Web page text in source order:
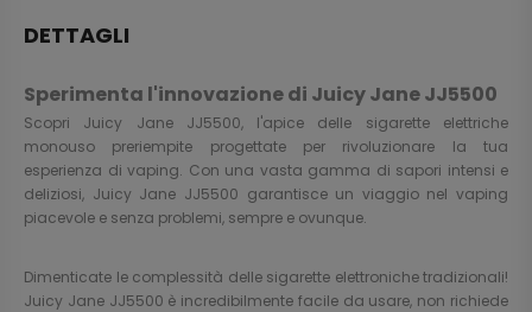
DETTAGLI
Sperimenta l'innovazione di Juicy Jane JJ5500
Scopri Juicy Jane JJ5500, l'apice delle sigarette elettriche
monouso preriempite progettate per rivoluzionare la tua
esperienza di vaping. Con una vasta gamma di sapori intensi e
deliziosi, Juicy Jane JJ5500 garantisce un viaggio nel vaping
piacevole e senza problemi, sempre e ovunque.
Dimenticate le complessità delle sigarette elettroniche tradizionali!
Juicy Jane JJ5500 è incredibilmente facile da usare, non richiede